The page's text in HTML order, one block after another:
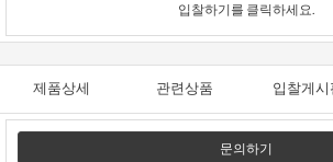
입찰하기를 클릭하세요.
제품상세 관련상품 입찰게시
문의하기